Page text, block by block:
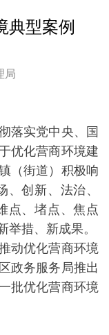
典型案例
局
实党中央、国
优化营商环境建
（街道）积极响
创新、法治、
点、堵点、焦点
措、新成果。
动优化营商环境
政务服务局推出
批优化营商环境